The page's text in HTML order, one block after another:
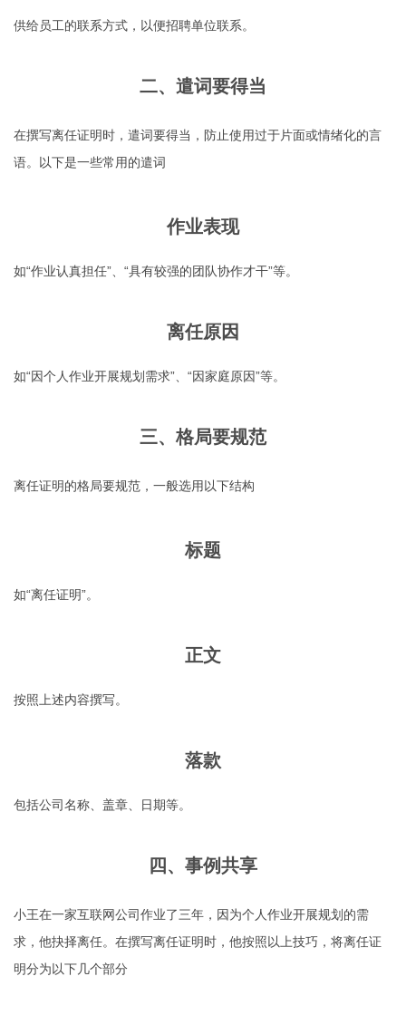
供给员工的联系方式，以便招聘单位联系。
二、遣词要得当
在撰写离任证明时，遣词要得当，防止使用过于片面或情绪化的言
语。以下是一些常用的遣词
作业表现
如“作业认真担任”、“具有较强的团队协作才干”等。
离任原因
如“因个人作业开展规划需求”、“因家庭原因”等。
三、格局要规范
离任证明的格局要规范，一般选用以下结构
标题
如“离任证明”。
正文
按照上述内容撰写。
落款
包括公司名称、盖章、日期等。
四、事例共享
小王在一家互联网公司作业了三年，因为个人作业开展规划的需
求，他抉择离任。在撰写离任证明时，他按照以上技巧，将离任证
明分为以下几个部分